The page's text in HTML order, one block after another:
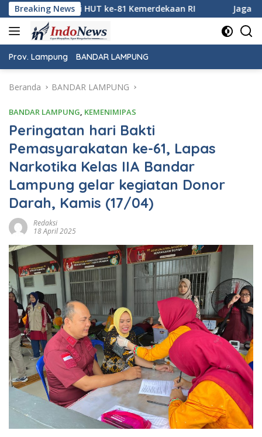
Langsung
ke
konten
Breaking News
RI Jaga Keamanan Pintu Gerbang
Prov. Lampung BANDAR LAMPUNG
Beranda BANDAR LAMPUNG
BANDAR LAMPUNG, KEMENIMIPAS
Peringatan hari Bakti
Pemasyarakatan ke-61, Lapas
Narkotika Kelas IIA Bandar
Lampung gelar kegiatan Donor
Darah, Kamis (17/04)
Redaksi
18 April 2025